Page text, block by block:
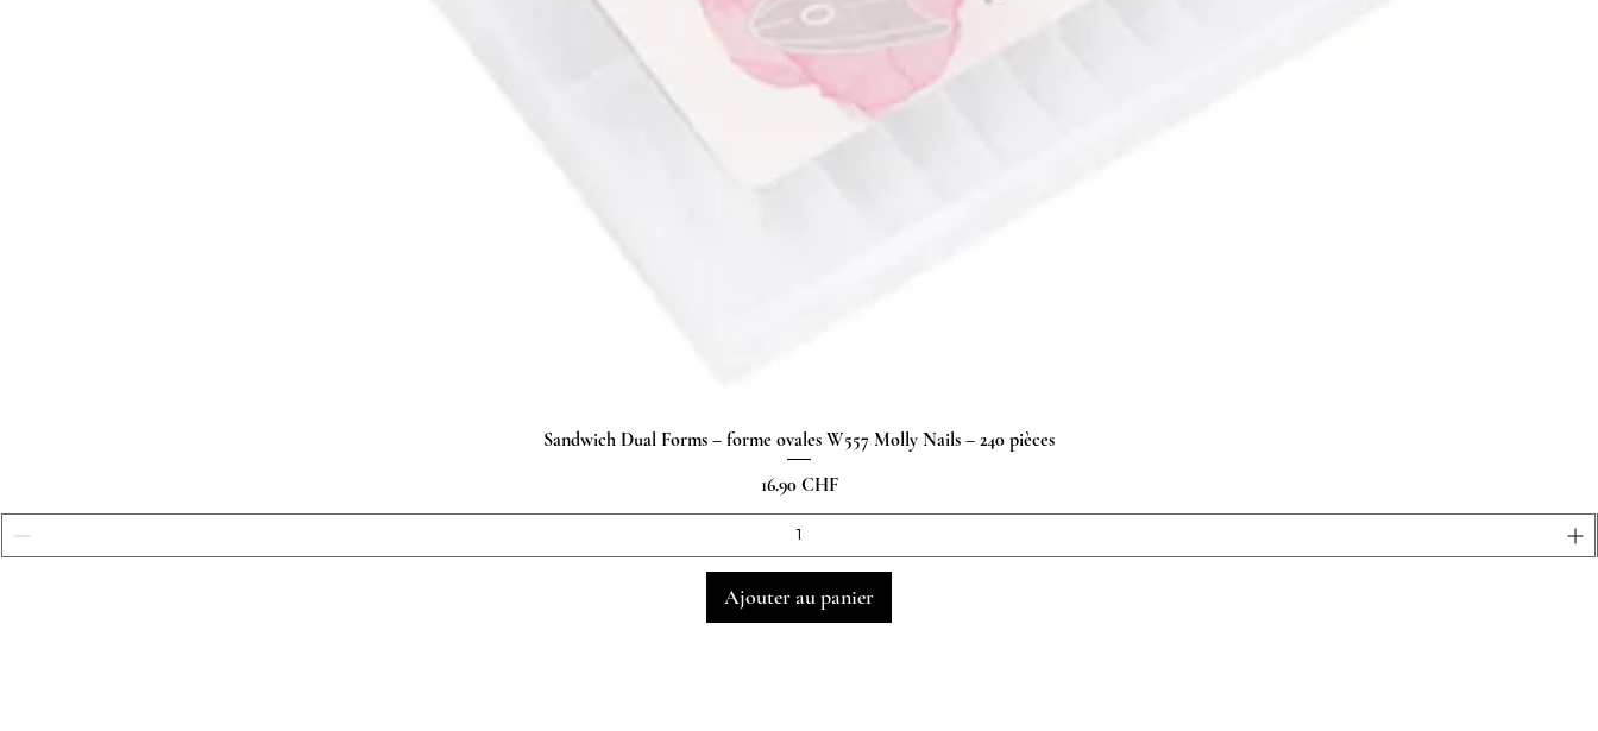
Aperçu rapide
Sandwich Dual Forms – forme ovales W557 Molly Nails – 240 pièces
Prix
16.90 CHF
Ajouter au panier